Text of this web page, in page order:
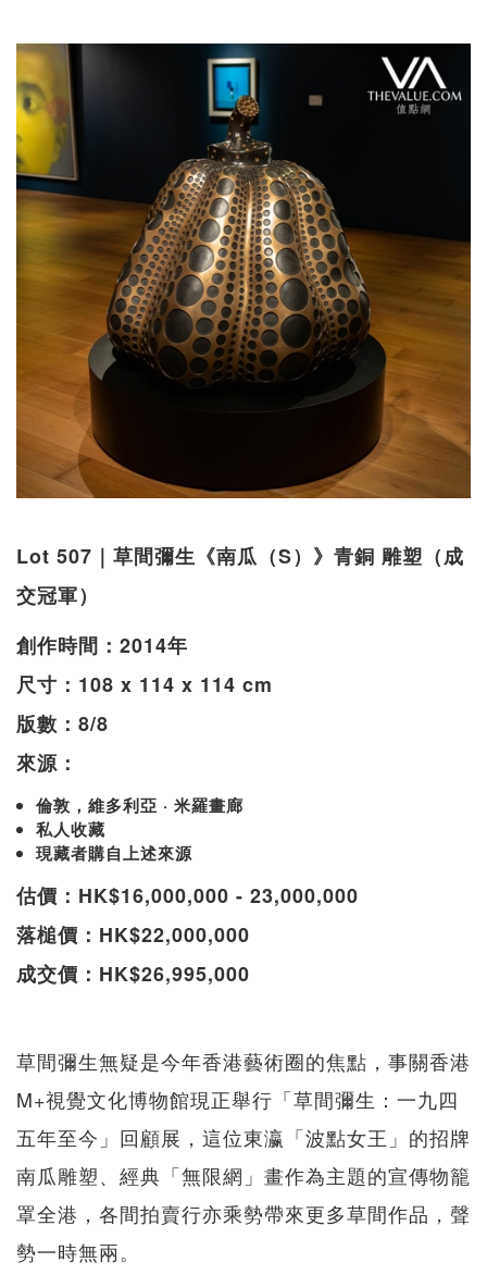
Lot 507｜草間彌生《南瓜（S）》青銅 雕塑（成
交冠軍）
創作時間：2014年
尺寸：108 x 114 x 114 cm
版數：8/8
來源：
倫敦，維多利亞 · 米羅畫廊
私人收藏
現藏者購自上述來源
估價：HK$16,000,000 - 23,000,000
落槌價：HK$22,000,000
成交價：HK$26,995,000
草間彌生無疑是今年香港藝術圈的焦點，事關香港
M+視覺文化博物館現正舉行「草間彌生：一九四
五年至今」回顧展，這位東瀛「波點女王」的招牌
南瓜雕塑、經典「無限網」畫作為主題的宣傳物籠
罩全港，各間拍賣行亦乘勢帶來更多草間作品，聲
勢一時無兩。